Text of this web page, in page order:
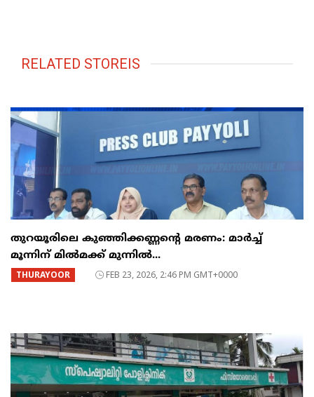
RELATED STOREIS
തുറയൂരിലെ കുഞ്ഞിക്കണ്ണന്റെ മരണം: മാർച്ച്‌
മൂന്നിന് മിൽമക്ക് മുന്നിൽ...
THURAYOOR FEB 23, 2026, 2:46 PM GMT+0000